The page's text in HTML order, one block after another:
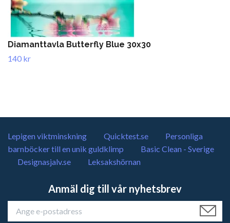
Diamanttavla Butterfly Blue 30x30
140 kr
Lepigen viktminskning Quicktest.se
Personliga
barnböcker till en unik guldklimp
Basic Clean - Sverige
Designasjalv.se
Leksakshörnan
Anmäl dig till vår nyhetsbrev